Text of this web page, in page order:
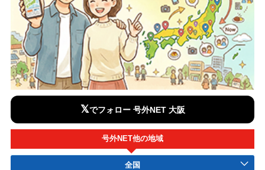
𝕏でフォロー 号外NET 大阪
号外NET他の地域
全国